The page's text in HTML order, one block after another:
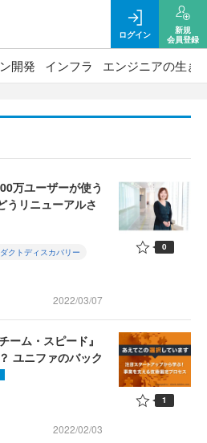
ログイン
新規
会員登録
開発 インフラ エンジニアの生き
万ユーザーが使う
うリニューアルさ
クトディスカバリー
2022/03/07
0
ーム・スピード』
ユニファのバック
2022/02/03
1